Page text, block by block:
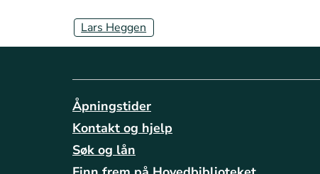
Lars Heggen
Åpningstider
Kontakt og hjelp
Søk og lån